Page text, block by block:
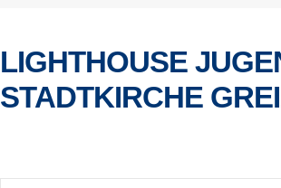
LIGHTHOUSE
STADTKIRCHE